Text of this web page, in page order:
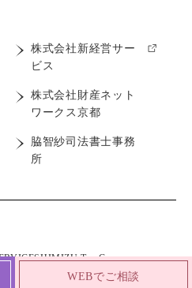
WEBでご相談
株式会社新経営サー
ビス
株式会社財産ネット
ワークス京都
脇智紗司法書士事務
所
Tax Co.